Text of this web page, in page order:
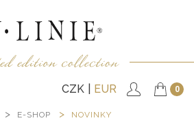
CZK EUR 0
E-SHOP NOVINKY